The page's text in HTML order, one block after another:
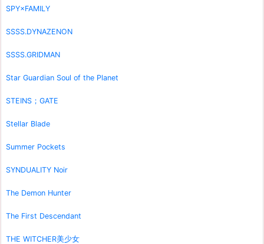
SPY×FAMILY
SSSS.DYNAZENON
SSSS.GRIDMAN
Star Guardian Soul of the Planet
STEINS；GATE
Stellar Blade
Summer Pockets
SYNDUALITY Noir
The Demon Hunter
The First Descendant
THE WITCHER美少女